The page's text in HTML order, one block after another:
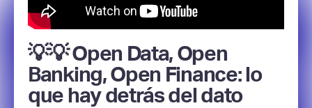
💡💡 Open Data, Open
Banking, Open Finance: lo
que hay detrás del dato